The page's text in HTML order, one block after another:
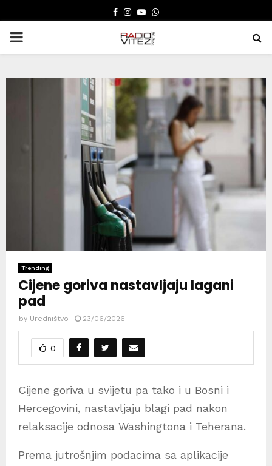
FACEBOOK
INSTAGRAM
YOUTUBE
WHATSAPP
PRIMARY
Trending
Cijene goriva nastavljaju lagani
pad
by Uredništvo 23/06/2026
0
Cijene goriva u svijetu pa tako i u Bosni i
Hercegovini, nastavljaju blagi pad nakon
relaksacije odnosa Washingtona i Teherana.
Prema jutrošnjim podacima sa aplikacije